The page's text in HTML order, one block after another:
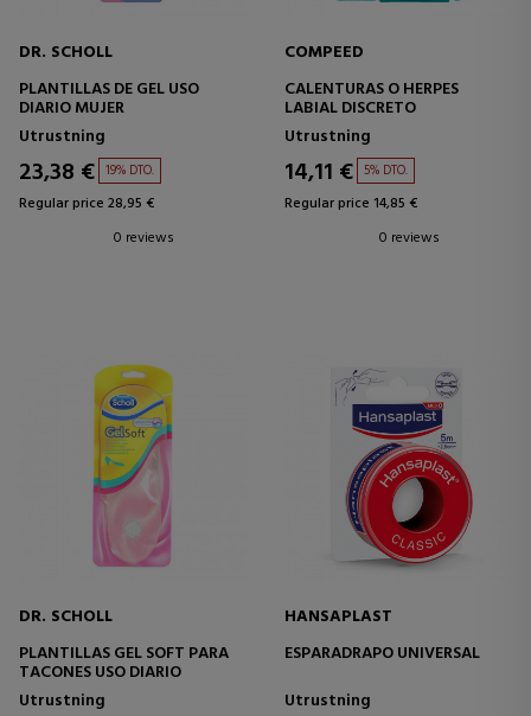
DR. SCHOLL
PLANTILLAS DE GEL USO
DIARIO MUJER
Utrustning
23,38 € 19% DTO.
Regular price 28,95 €
0 reviews
COMPEED
CALENTURAS O HERPES
LABIAL DISCRETO
Utrustning
14,11 € 5% DTO.
Regular price 14,85 €
0 reviews
DR. SCHOLL
PLANTILLAS GEL SOFT PARA
TACONES USO DIARIO
Utrustning
HANSAPLAST
ESPARADRAPO UNIVERSAL
Utrustning